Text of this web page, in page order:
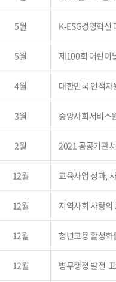
5월 K-ESG경영혁신
5월 제100회 어린이
4월 대한민국 인적자
3월 중앙사회서비스
2월 2021 공공기관
12월 교육사업 성과,
12월 지역사회 사랑
12월 청년고용 활성화
12월 병무행정 발전